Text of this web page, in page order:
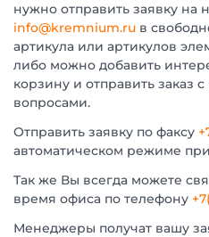
нужно отправить заявку
info@kremnium.ru в
артикула или артикулов
либо можно добавить
корзину и отправить заказ
вопросами.
Отправить заявку по факсу
автоматическом режиме
Так же Вы всегда можете
время офиса по телефону
Менеджеры получат вашу